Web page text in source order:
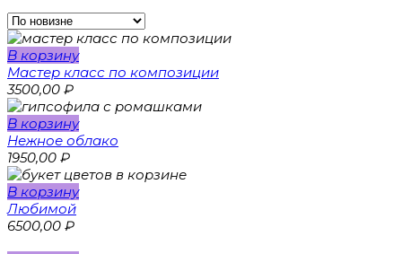
Товар цветы
амариллис
альстромерия(1)
артишок
георгин(0)
гиацинты
гладиолус
илекс(0)
лимониум
(0)
нарциссы
пихта
В корзину
Мастер класс по композиции
3500,00 ₽
В корзину
Нежное облако
1950,00 ₽
В корзину
Любимой
6500,00 ₽